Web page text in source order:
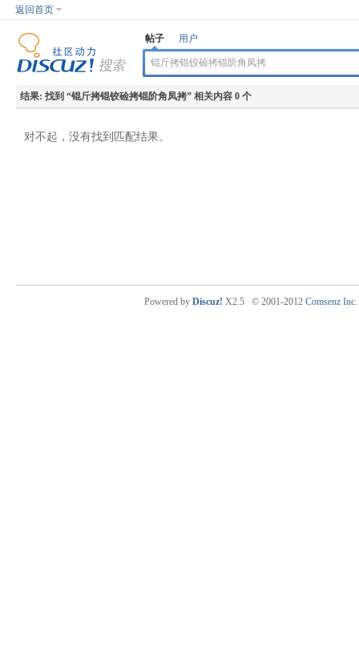
返回首页
帖子 用户
结果: 找到 “锟斤拷锟铰硷拷锟阶角凤拷” 相关内容 0 个
对不起，没有找到匹配结果。
Powered by Discuz! X2.5 © 2001-2012 Comsenz Inc.